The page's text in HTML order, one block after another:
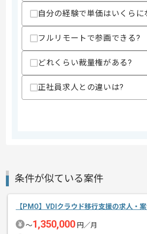
スキルに不安があ
その他募集要項
商談回数
自分の経験で単価はいくらに
フルリモートで参画できる?
どれくらい裁量権がある?
正社員求人との違いは?
条件が似ている案件
【PMO】VDIクラウド移行支援の求人・
〜1,350,000 円／月